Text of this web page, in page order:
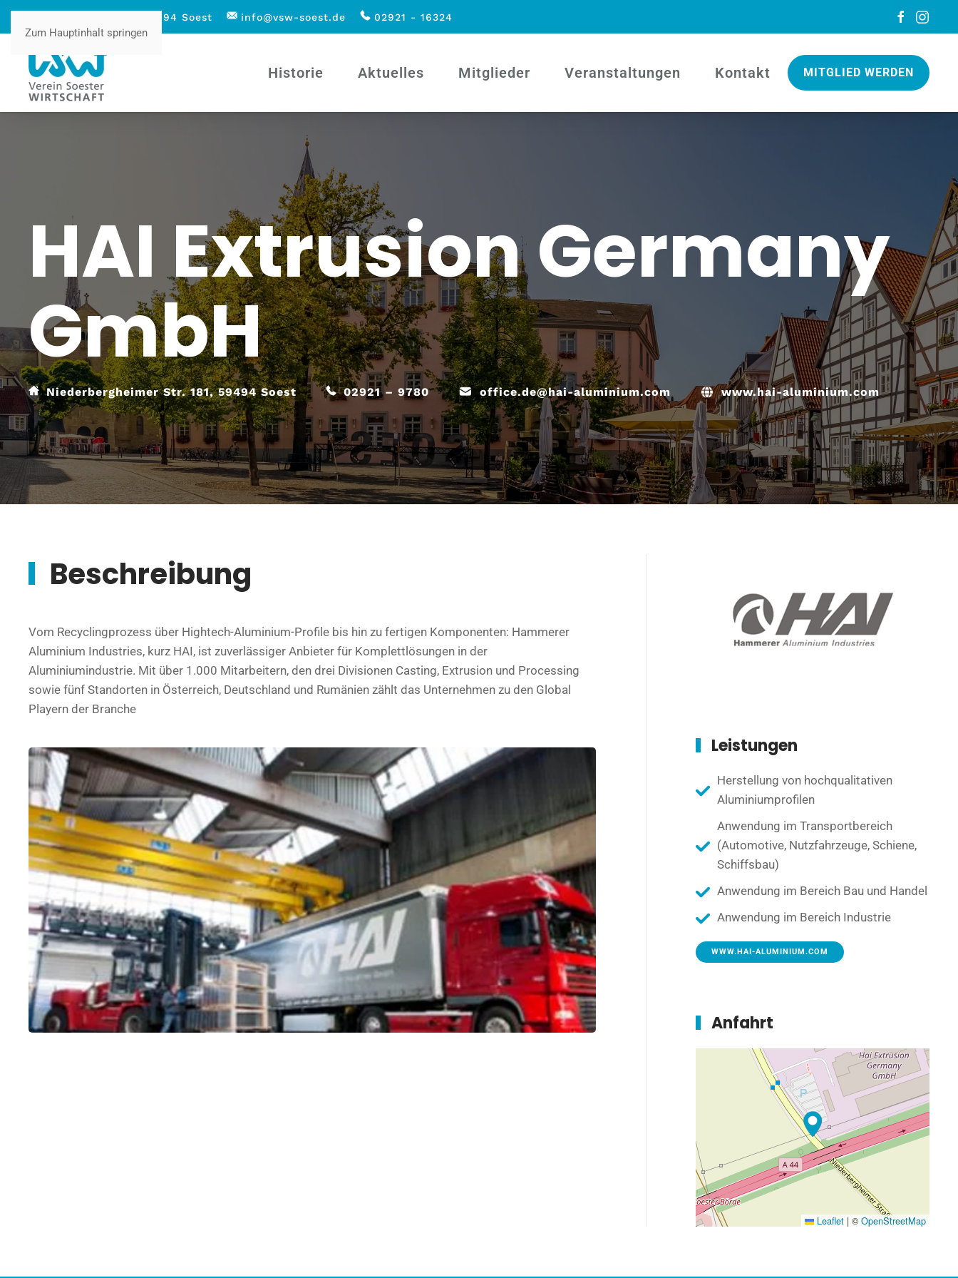
Zum Hauptinhalt springen
Höggenstraße 1 - 59494 Soest info@vsw-soest.de 02921 - 16324
Historie Aktuelles Mitglieder Veranstaltungen Kontakt MITGLIED WERDEN
HAI Extrusion Germany
GmbH
Niederbergheimer Str. 181, 59494 Soest 02921 – 9780 office.de@hai-aluminium.com www.hai-aluminium.com
Beschreibung
Vom Recyclingprozess über Hightech-Aluminium-Profile bis hin zu fertigen Komponenten: Hammerer
Aluminium Industries, kurz HAI, ist zuverlässiger Anbieter für Komplettlösungen in der
Aluminiumindustrie. Mit über 1.000 Mitarbeitern, den drei Divisionen Casting, Extrusion und Processing
sowie fünf Standorten in Österreich, Deutschland und Rumänien zählt das Unternehmen zu den Global
Playern der Branche
Leistungen
Herstellung von hochqualitativen
Aluminiumprofilen
Anwendung im Transportbereich
(Automotive, Nutzfahrzeuge, Schiene,
Schiffsbau)
Anwendung im Bereich Bau und Handel
Anwendung im Bereich Industrie
WWW.HAI-ALUMINIUM.COM
Anfahrt
Leaflet | © OpenStreetMap